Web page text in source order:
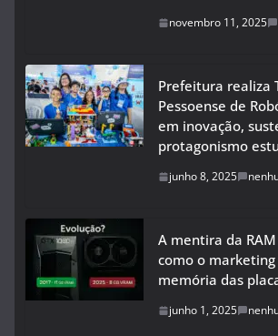
novembro 11, 2025
Prefeitura realiza
Pessoense de
em inovação,
protagonismo
junho 8, 2025
A mentira da
como o
memória das
junho 1, 2025